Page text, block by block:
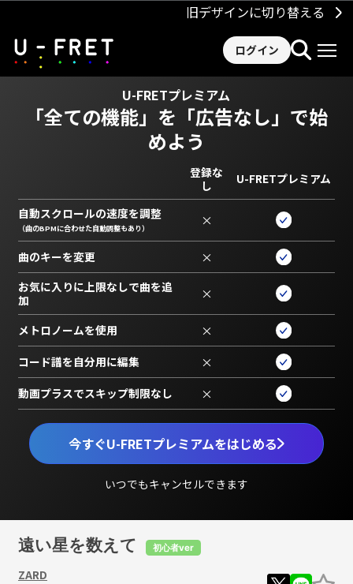
旧デザインに切り替える
ログイン
U-FRETプレミアム
「全ての機能」を 「広告なし」で始
めよう
今すぐU-FRETプレミアムをはじめる
いつでもキャンセルできます
登録な
し
U-FRETプレミアム
自動スクロールの速度を調整
（曲のBPMに合わせた自動調整もあり） ×
曲のキーを変更 ×
お気に入りに上限なしで曲を追
加
×
メトロノームを使用 ×
コード譜を自分用に編集 ×
動画プラスでスキップ制限なし ×
遠い星を数えて 初心者ver
ZARD